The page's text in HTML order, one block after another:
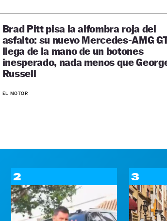
Brad Pitt pisa la alfombra roja del
asfalto: su nuevo Mercedes-AMG
llega de la mano de un botones
inesperado, nada menos que
Russell
EL MOTOR
2 3